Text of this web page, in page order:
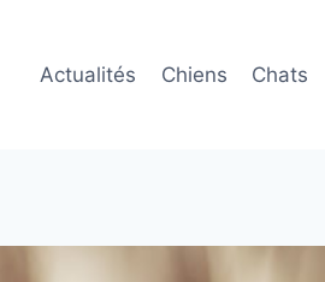
Actualités Chiens Chats